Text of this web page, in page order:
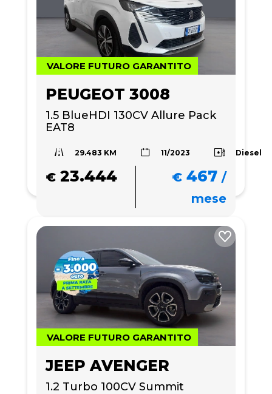
VALORE FUTURO GARANTITO
PEUGEOT 3008
1.5 BlueHDI 130CV Allure Pack
EAT8
29.483 KM 11/2023 Diesel
€ 23.444 € 467 /
mese
VALORE FUTURO GARANTITO
JEEP AVENGER
1.2 Turbo 100CV Summit